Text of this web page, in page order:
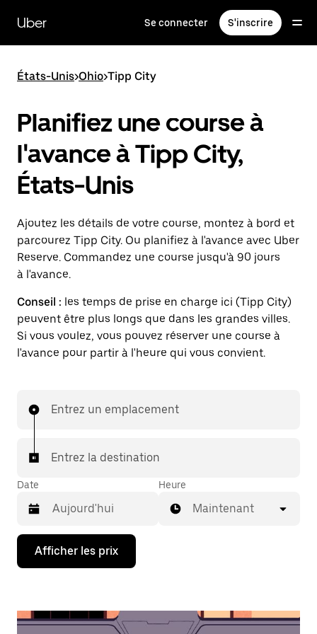
contenu
principal
Uber Se connecter S'inscrire
États-Unis>Ohio>Tipp City
Planifiez une course à
l'avance à Tipp City,
États-Unis
Ajoutez les détails de votre course, montez à bord et
parcourez Tipp City. Ou planifiez à l'avance avec Uber
Reserve. Commandez une course jusqu'à 90 jours
à l'avance.
Conseil : les temps de prise en charge ici (Tipp City)
peuvent être plus longs que dans les grandes villes.
Si vous voulez, vous pouvez réserver une course à
l'avance pour partir à l'heure qui vous convient.
Entrez un emplacement
Entrez la destination
Date
Appuyez
la
bas
Heure
Maintenant
Afficher les prix